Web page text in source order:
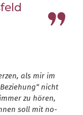
als mir im
nicht
zu hören,
soll mit no-